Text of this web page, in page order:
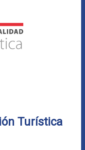
Turística